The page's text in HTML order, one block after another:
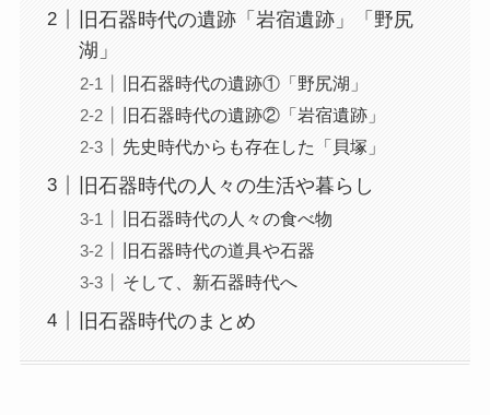
旧石器時代の遺跡「岩宿遺跡」「野尻
湖」
旧石器時代の遺跡①「野尻湖」
旧石器時代の遺跡②「岩宿遺跡」
先史時代からも存在した「貝塚」
旧石器時代の人々の生活や暮らし
旧石器時代の人々の食べ物
旧石器時代の道具や石器
そして、新石器時代へ
旧石器時代のまとめ